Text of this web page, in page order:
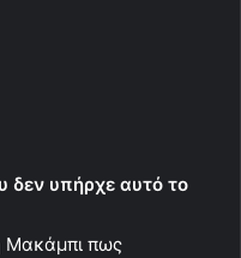
δεν υπήρχε αυτό το
Μακάμπι πως